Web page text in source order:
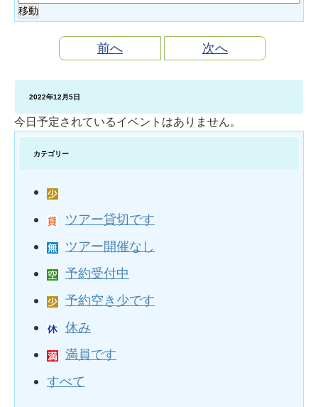
前へ 次へ
2022年12月5日
今日予定されているイベントはありません。
カテゴリー
ツアー貸切です
ツアー開催なし
予約受付中
予約空き少です
休み
満員です
すべて